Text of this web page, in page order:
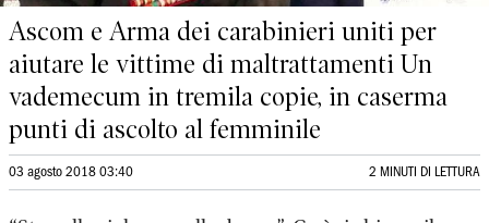
Ascom e Arma dei carabinieri uniti per
aiutare le vittime di maltrattamenti Un
vademecum in tremila copie, in caserma
punti di ascolto al femminile
03 agosto 2018 03:40 2 MINUTI DI LETTURA